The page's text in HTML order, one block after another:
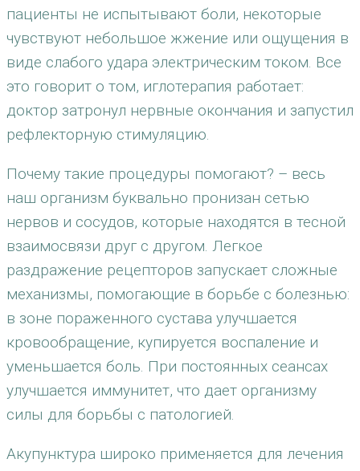
пациенты не испытывают боли, некоторые
чувствуют небольшое жжение или ощущения в
виде слабого удара электрическим током. Все
это говорит о том, иглотерапия работает:
доктор затронул нервные окончания и запустил
рефлекторную стимуляцию.
Почему такие процедуры помогают? – весь
наш организм буквально пронизан сетью
нервов и сосудов, которые находятся в тесной
взаимосвязи друг с другом. Легкое
раздражение рецепторов запускает сложные
механизмы, помогающие в борьбе с болезнью:
в зоне пораженного сустава улучшается
кровообращение, купируется воспаление и
уменьшается боль. При постоянных сеансах
улучшается иммунитет, что дает организму
силы для борьбы с патологией.
Акупунктура широко применяется для лечения